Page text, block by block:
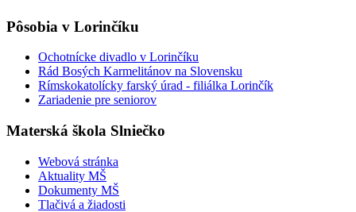
Pôsobia v Lorinčíku
Ochotnícke divadlo v Lorinčíku
Rád Bosých Karmelitánov na Slovensku
Rímskokatolícky farský úrad - filiálka Lorinčík
Zariadenie pre seniorov
Materská škola Slniečko
Webová stránka
Aktuality MŠ
Dokumenty MŠ
Tlačivá a žiadosti